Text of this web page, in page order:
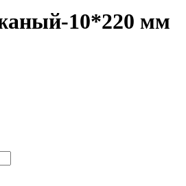
10*220 мм